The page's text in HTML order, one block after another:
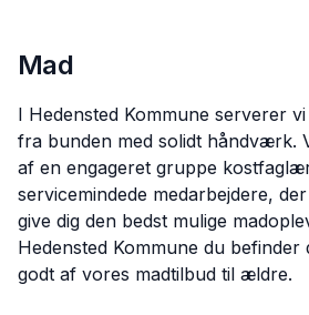
Mad
I Hedensted Kommune serverer
fra bunden med solidt håndværk.
af en engageret gruppe
servicemindede medarbejdere,
give dig den bedst mulige
Hedensted Kommune du befinder
godt af vores madtilbud til ældre.